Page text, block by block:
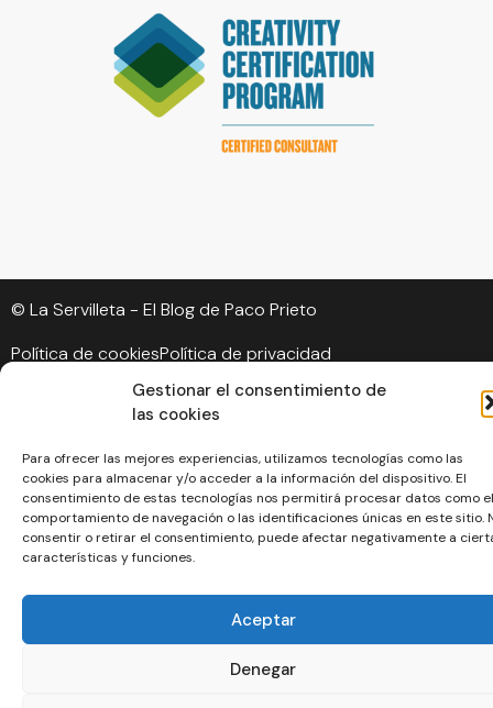
Gestionar el consentimiento de
las cookies
Para ofrecer las mejores experiencias, utilizamos tecnologías como las
cookies para almacenar y/o acceder a la información del dispositivo. El
consentimiento de estas tecnologías nos permitirá procesar datos como el
comportamiento de navegación o las identificaciones únicas en este sitio.
consentir o retirar el consentimiento, puede afectar negativamente a
características y funciones.
Aceptar
Denegar
© La Servilleta - El Blog de Paco Prieto
Política de cookiesPolítica de privacidad